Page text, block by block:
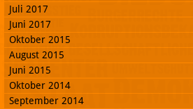
Juli 2017
Juni 2017
Oktober 2015
August 2015
Juni 2015
Oktober 2014
September 2014